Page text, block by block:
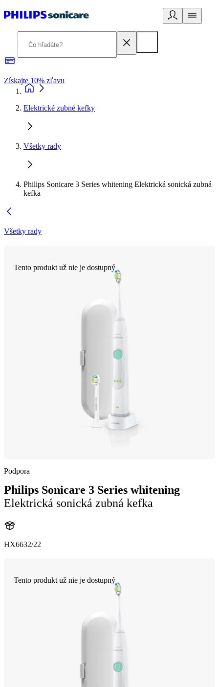
Získajte 10% zľavu
Elektrické zubné kefky
Všetky rady
Philips Sonicare 3 Series whitening Elektrická sonická zubná
kefka
Všetky rady
Tento produkt už nie je dostupný
Podpora
Philips Sonicare 3 Series whitening
Elektrická sonická zubná kefka
HX6632/22
Tento produkt už nie je dostupný